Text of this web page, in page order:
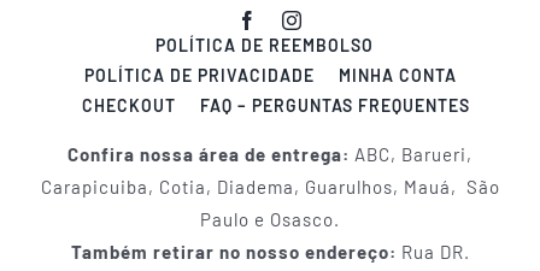
POLÍTICA DE REEMBOLSO
POLÍTICA DE PRIVACIDADE
MINHA CONTA
CHECKOUT
FAQ – PERGUNTAS FREQUENTES
Confira nossa área de entrega: ABC, Barueri,
Carapicuiba, Cotia, Diadema, Guarulhos, Mauá, São
Paulo e Osasco.
Também retirar no nosso endereço: Rua DR.